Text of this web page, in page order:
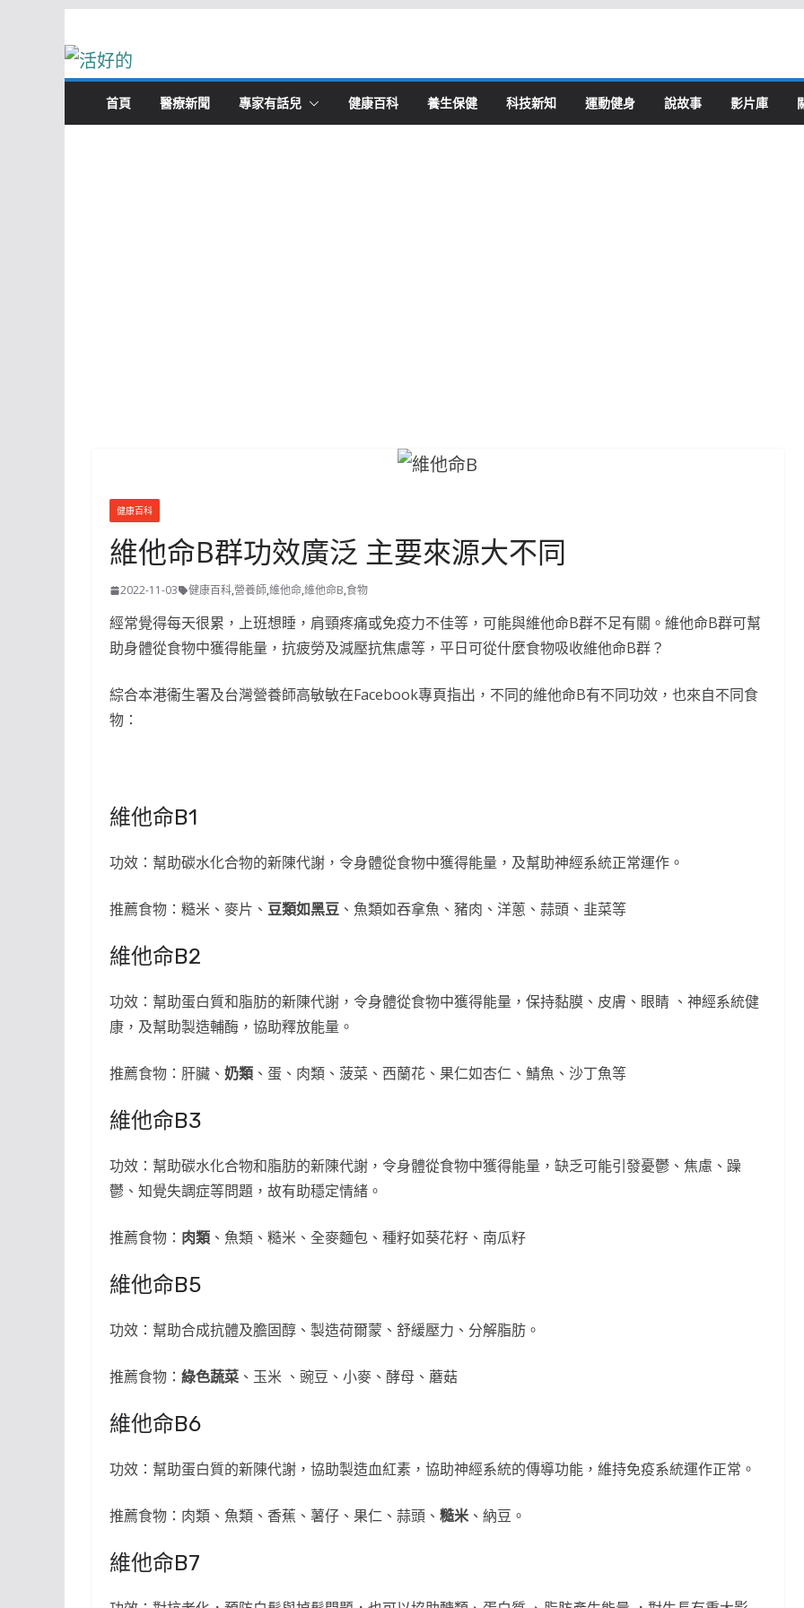
to
content
首頁 醫療新聞 專家有話兒 健康百科 養生保健 科技新知 運動健身 說故事 影片庫
健康百科
維他命B群功效廣泛 主要來源大不同
2022-11-03 健康百科,營養師,維他命,維他命B,食物
經常覺得每天很累，上班想睡，肩頸疼痛或免疫力不佳等，可能與維他命B群不足有關。維他命B群可幫
助身體從食物中獲得能量，抗疲勞及減壓抗焦慮等，平日可從什麼食物吸收維他命B群？
綜合本港衞生署及台灣營養師高敏敏在Facebook專頁指出，不同的維他命B有不同功效，也來自不同食
物：
維他命B1
功效：幫助碳水化合物的新陳代謝，令身體從食物中獲得能量，及幫助神經系統正常運作。
推薦食物：糙米、麥片、 豆類如黑豆 、魚類如吞拿魚、豬肉、洋蔥、蒜頭、韭菜等
維他命B2
功效：幫助蛋白質和脂肪的新陳代謝，令身體從食物中獲得能量，保持黏膜、皮膚、眼睛 、神經系統健
康，及幫助製造輔酶，協助釋放能量。
推薦食物：肝臟、 奶類 、蛋、肉類、菠菜、西蘭花、果仁如杏仁、鯖魚、沙丁魚等
維他命B3
功效：幫助碳水化合物和脂肪的新陳代謝，令身體從食物中獲得能量，缺乏可能引發憂鬱、焦慮、躁
鬱、知覺失調症等問題，故有助穩定情緒。
推薦食物： 肉類 、魚類、糙米、全麥麵包、種籽如葵花籽、南瓜籽
維他命B5
功效：幫助合成抗體及膽固醇、製造荷爾蒙、舒緩壓力、分解脂肪。
推薦食物： 綠色蔬菜 、玉米 、豌豆、小麥、酵母、蘑菇
維他命B6
功效：幫助蛋白質的新陳代謝，協助製造血紅素，協助神經系統的傳導功能，維持免疫系統運作正常。
推薦食物：肉類、魚類、香蕉、薯仔、果仁、蒜頭、 糙米、納豆。
維他命B7